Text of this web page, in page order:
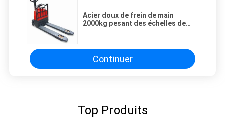
Acier doux de frein de main
2000kg pesant des échelles de
Continuer
Top Produits